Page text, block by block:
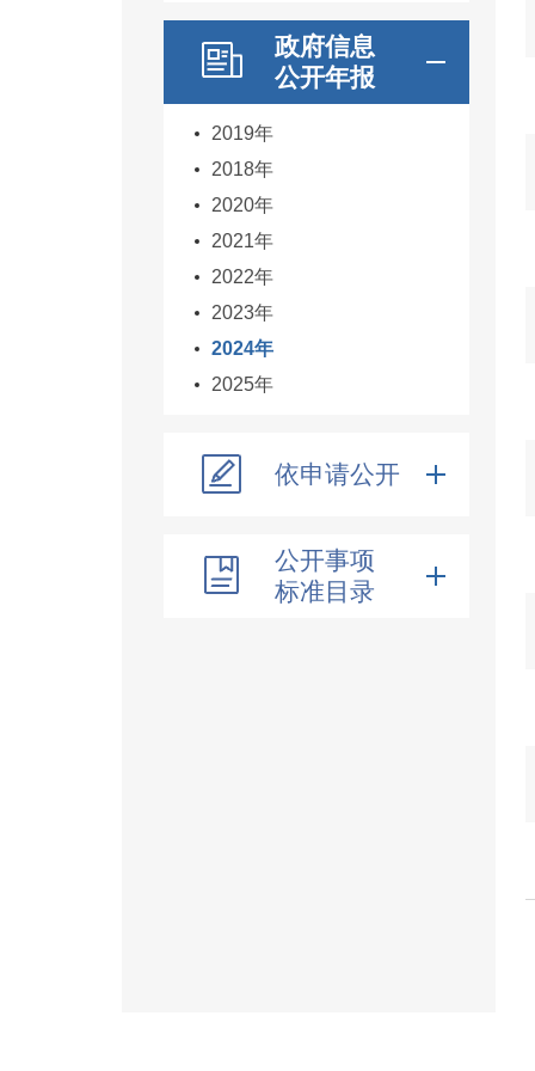
政府信息
公开年报
2019年
2018年
2020年
2021年
2022年
2023年
2024年
2025年
依申请公开
公开事项
标准目录